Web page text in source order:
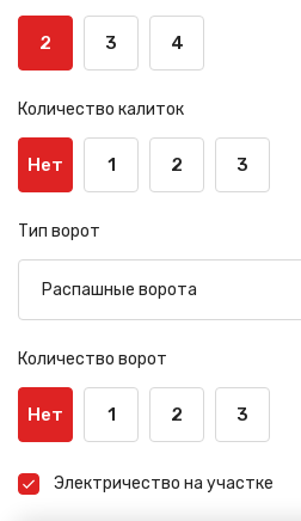
2 3 4
Количество калиток
Нет 1 2 3
Тип ворот
Количество ворот
Нет 1 2 3
Электричество на участке